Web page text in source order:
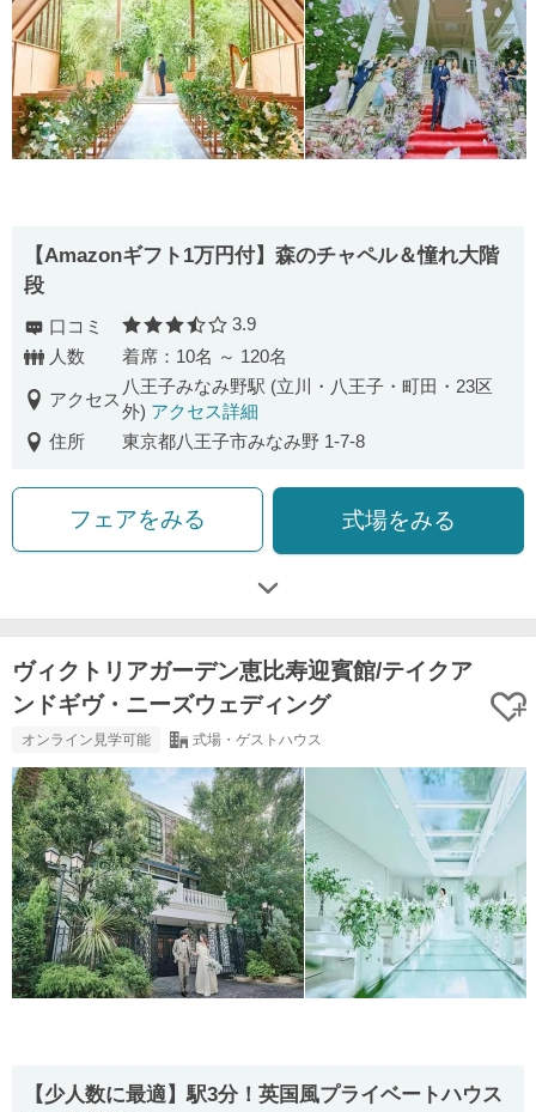
【Amazonギフト1万円付】森のチャペル＆憧れ大階
段
口コミ 口コミ評価
3.9
人数
着席：10名 ～ 120名
アクセス
八王子みなみ野駅 (立川・八王子・町田・23区
外) アクセス詳細
住所
東京都八王子市みなみ野 1-7-8
フェアをみる 式場をみる
ヴィクトリアガーデン恵比寿迎賓館/テイクア
ンドギヴ・ニーズウェディング
オンライン見学可能 式場・ゲストハウス
【少人数に最適】駅3分！英国風プライベートハウス